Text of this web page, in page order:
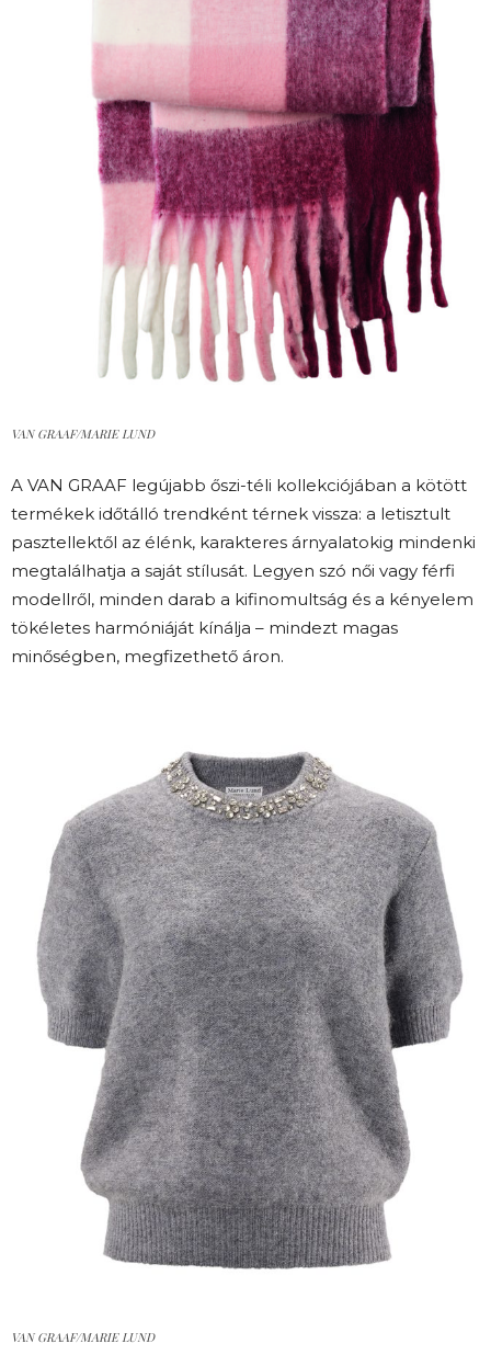
VAN GRAAF/MARIE LUND
A VAN GRAAF legújabb őszi-téli kollekciójában a kötött
termékek időtálló trendként térnek vissza: a letisztult
pasztellektől az élénk, karakteres árnyalatokig mindenki
megtalálhatja a saját stílusát. Legyen szó női vagy férfi
modellről, minden darab a kifinomultság és a kényelem
tökéletes harmóniáját kínálja – mindezt magas
minőségben, megfizethető áron.
VAN GRAAF/MARIE LUND